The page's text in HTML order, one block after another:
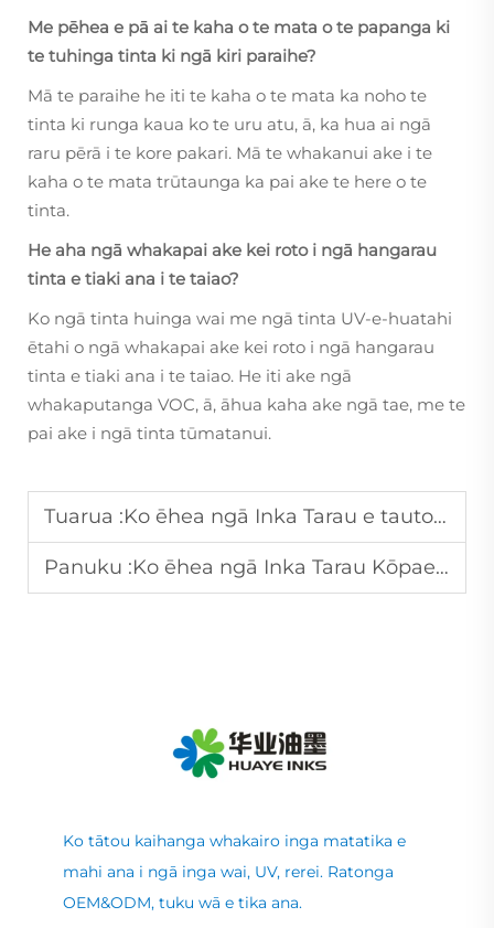
Me pēhea e pā ai te kaha o te mata o te papanga ki
te tuhinga tinta ki ngā kiri paraihe?
Mā te paraihe he iti te kaha o te mata ka noho te
tinta ki runga kaua ko te uru atu, ā, ka hua ai ngā
raru pērā i te kore pakari. Mā te whakanui ake i te
kaha o te mata trūtaunga ka pai ake te here o te
tinta.
He aha ngā whakapai ake kei roto i ngā hangarau
tinta e tiaki ana i te taiao?
Ko ngā tinta huinga wai me ngā tinta UV-e-huatahi
ētahi o ngā whakapai ake kei roto i ngā hangarau
tinta e tiaki ana i te taiao. He iti ake ngā
whakaputanga VOC, ā, āhua kaha ake ngā tae, me te
pai ake i ngā tinta tūmatanui.
Tuarua :Ko ēhea ngā Inka Tarau e tautoko ana i ngā hanganga Ritenga mō ngā Taumata Tūmatanui?
Panuku :Ko ēhea ngā Inka Tarau Kōpae e whakarite ana i te taurite o ngā pūtea mō ngā ota nui?
Ko tātou kaihanga whakairo inga matatika e
mahi ana i ngā inga wai, UV, rerei. Ratonga
OEM&ODM, tuku wā e tika ana.